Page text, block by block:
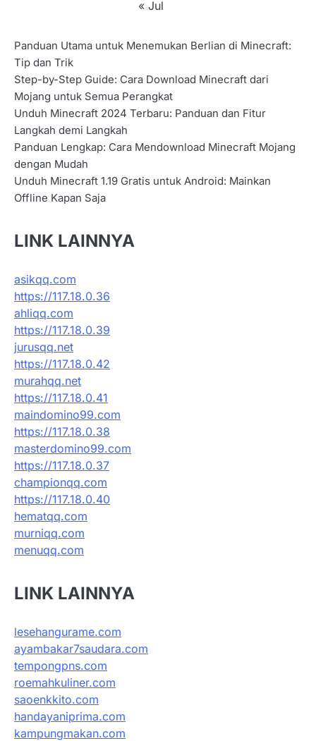
« Jul
Panduan Utama untuk Menemukan Berlian di Minecraft:
Tip dan Trik
Step-by-Step Guide: Cara Download Minecraft dari
Mojang untuk Semua Perangkat
Unduh Minecraft 2024 Terbaru: Panduan dan Fitur
Langkah demi Langkah
Panduan Lengkap: Cara Mendownload Minecraft Mojang
dengan Mudah
Unduh Minecraft 1.19 Gratis untuk Android: Mainkan
Offline Kapan Saja
LINK LAINNYA
asikqq.com
https://117.18.0.36
ahliqq.com
https://117.18.0.39
jurusqq.net
https://117.18.0.42
murahqq.net
https://117.18.0.41
maindomino99.com
https://117.18.0.38
masterdomino99.com
https://117.18.0.37
championqq.com
https://117.18.0.40
hematqq.com
murniqq.com
menuqq.com
LINK LAINNYA
lesehangurame.com
ayambakar7saudara.com
tempongpns.com
roemahkuliner.com
saoenkkito.com
handayaniprima.com
kampungmakan.com